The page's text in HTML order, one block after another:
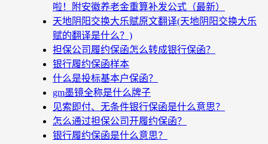
啦！附安徽养老金重算补发公式（最新）
天地阴阳交换大乐赋原文翻译(天地阴阳交换大乐
赋的翻译是什么？)
担保公司履约保函怎么转成银行保函？
银行履约保函样本
什么是投标基本户保函？
gm墨镜全称是什么牌子
见索即付、无条件银行保函是什么意思？
怎么通过担保公司开履约保函？
银行履约保函是什么意思？